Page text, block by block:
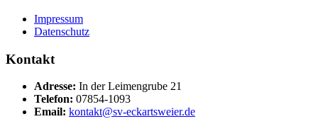
Impressum
Datenschutz
Kontakt
Adresse: In der Leimengrube 21
Telefon: 07854-1093
Email: kontakt@sv-eckartsweier.de